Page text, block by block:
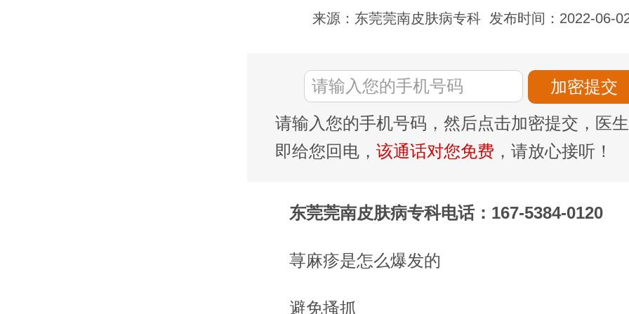
来源：东莞莞南皮肤病专科 发布时间：2022-06-
请输入您的手机号码，然后点击加密提交，医
即给您回电， 该通话对您免费 ，请放心接听！
东莞莞南皮肤病专科电话：167-5384-0120
荨麻疹是怎么爆发的
避免搔抓